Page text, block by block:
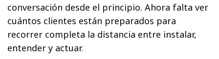
conversación desde el principio. Ahora falta ver
cuántos clientes están preparados para
recorrer completa la distancia entre instalar,
entender y actuar.